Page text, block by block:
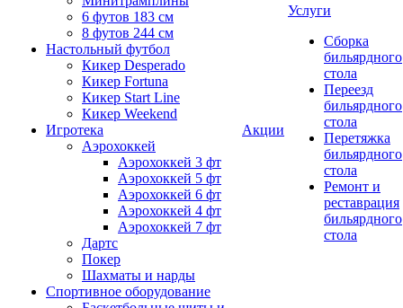
6 футов 183 см
8 футов 244 см
Настольный футбол
Кикер Desperado
Кикер Fortuna
Кикер Start Line
Кикер Weekend
Игротека
Аэрохоккей
Аэрохоккей 3 фт
Аэрохоккей 5 фт
Аэрохоккей 6 фт
Аэрохоккей 4 фт
Аэрохоккей 7 фт
Дартс
Покер
Шахматы и нарды
Спортивное оборудование
Акции
Услуги
Сборка
бильярдного
стола
Переезд
бильярдного
стола
Перетяжка
бильярдного
стола
Ремонт и
реставрация
бильярдного
стола